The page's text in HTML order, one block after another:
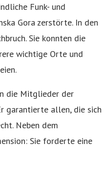
Funk- und
Gora zerstörte. In den
Sie konnten die
wichtige Orte und
die Mitglieder der
garantierte allen, die sich
Neben dem
Sie forderte eine